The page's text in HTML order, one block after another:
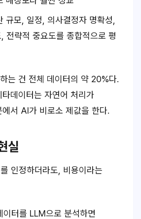
규모, 일정, 의사결정자 명확성,
전략적 중요도를 종합적으로 평
는 건 전체 데이터의 약 20%다.
데이터는 자연어 처리가
서 AI가 비로소 제값을 한다.
실
인정하더라도, 비용이라는
이터를 LLM으로 분석하면